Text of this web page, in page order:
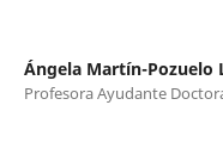
Ángela Martín-Pozuelo
Profesora Ayudante